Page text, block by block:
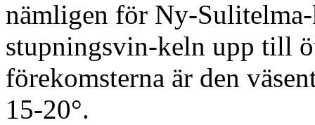
nämligen för Ny-
stupningsvin-keln upp till
förekomsterna är den
15-20°.